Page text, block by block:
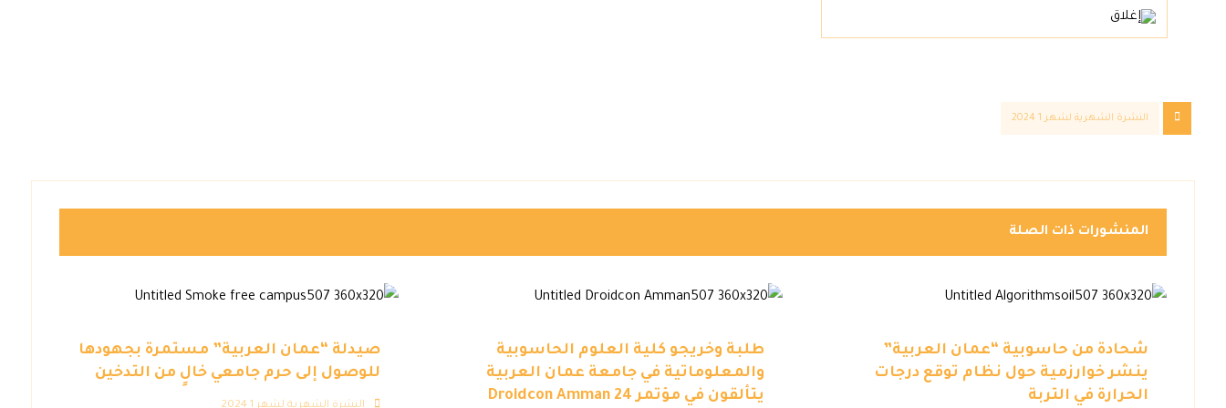
النشرة الشهرية لشهر 1 2024
المنشورات ذات الصلة
شحادة من حاسوبية “عمان العربية”
ينشر خوارزمية حول نظام توقع درجات
الحرارة في التربة
طلبة وخريجو كلية العلوم الحاسوبية
والمعلوماتية في جامعة عمان العربية
يتألقون في مؤتمر Droidcon Amman 24
صيدلة “عمان العربية” مستمرة بجهودها
للوصول إلى حرم جامعي خالٍ من التدخين